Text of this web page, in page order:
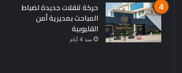
حركة تنقلات جديدة لضباط
المباحث بمديرية أمن
القليوبية
منذ 4 أيام